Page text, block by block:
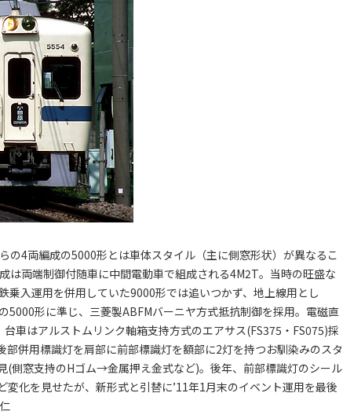
の4両編成の5000形とは車体スタイル（主に側窓形状）が異なるこ
は両端制御付随車に中間電動車で組成される4M2T。当時の旺盛な
入運用を併用していた9000形では追いつかず、地上線用とし
5000形に準じ、三菱製ABFMバーニヤ方式抵抗制御を採用。電磁直
車はアルストムリンク軸箱支持方式のエアサス(FS375・FS075)採
併用標識灯を肩部に前部標識灯を額部に2灯を持つお馴染みのスタ
(側窓支持のHゴム→金属押え金式など)。後年、前部標識灯のシール
化を見せたが、新形式と引替に’11年1月末のイベント運用を最後